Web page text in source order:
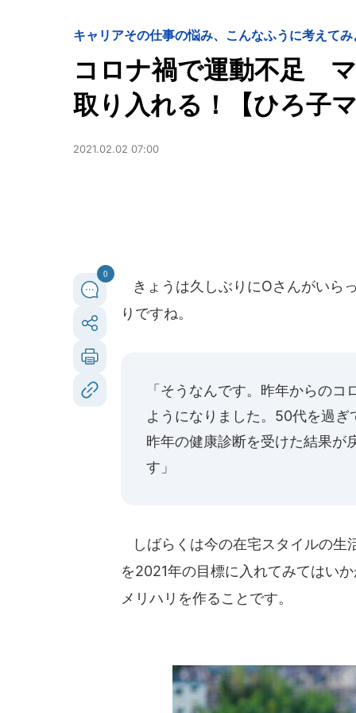
キャリアその仕事の悩み、こんなふうに考えて
コロナ禍で運動不足
取り入れる！【ひろ子
2021.02.02 07:00
0
きょうは久しぶりにOさんがいら
りですね。
「そうなんです。昨年からの
ようになりました。50代を過
昨年の健康診断を受けた結果が
す」
しばらくは今の在宅スタイルの生
を2021年の目標に入れてみてはい
メリハリを作ることです。